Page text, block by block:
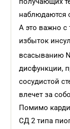
наблюдаются
А это важно с
избыток
всасыванию
дисфункции,
сосудистой
влечет за
Помимо
СД 2 типа